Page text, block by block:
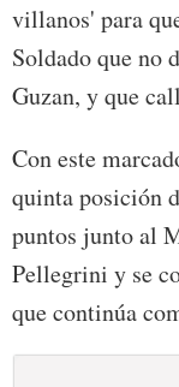
villanos' para
Soldado que no
Guzan, y que
Con este
quinta posición
puntos junto al
Pellegrini y se
que continúa